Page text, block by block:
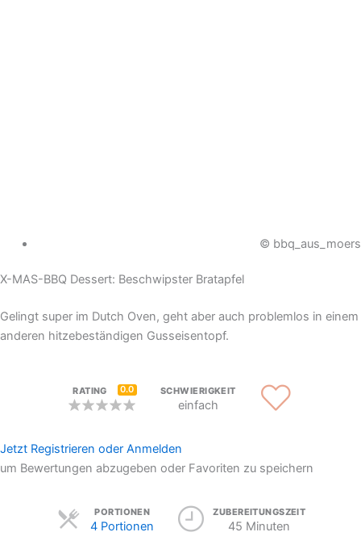
© bbq_aus_moers
X-MAS-BBQ Dessert: Beschwipster Bratapfel
Gelingt super im Dutch Oven, geht aber auch problemlos in einem
anderen hitzebeständigen Gusseisentopf.
RATING 0.0 SCHWIERIGKEIT
einfach
Jetzt Registrieren oder Anmelden
um Bewertungen abzugeben oder Favoriten zu speichern
PORTIONEN
4 Portionen
Servings ZUBEREITUNGSZEIT
45 Minuten